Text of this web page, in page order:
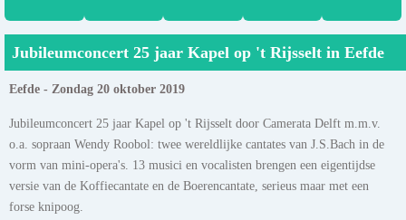
Jubileumconcert 25 jaar Kapel op 't Rijsselt in Eefde
Eefde - Zondag 20 oktober 2019
Jubileumconcert 25 jaar Kapel op 't Rijsselt door Camerata Delft m.m.v.
o.a. sopraan Wendy Roobol: twee wereldlijke cantates van J.S.Bach in de
vorm van mini-opera's. 13 musici en vocalisten brengen een eigentijdse
versie van de Koffiecantate en de Boerencantate, serieus maar met een
forse knipoog.